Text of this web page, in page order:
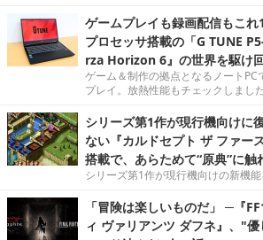
ゲームプレイも録画配信もこ
プロセッサ搭載の「G TUNE
rza Horizon 6』の世界を駆け
ゲーム＆制作の拠点となるノート
プレイ。放熱性能もチェックしまし
シリーズ第1作が現行機向けに
ない『カルドセプト ザ ファー
搭載で、あらためて“原典”に触
シリーズ第1作が現行機向けの新機能
「冒険は楽しいものだ」 ─『
ィ ヴァリアンツ ダフネ』、"